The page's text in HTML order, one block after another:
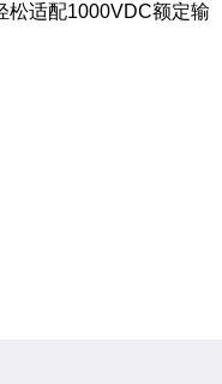
松适配1000VDC额定输